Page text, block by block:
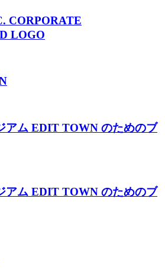
CORPORATE
LOGO
アム EDIT TOWN のためのブ
アム EDIT TOWN のためのブ